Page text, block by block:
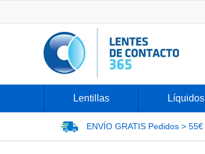
Lentillas Líquidos
ENVÍO GRATIS Pedidos > 55€